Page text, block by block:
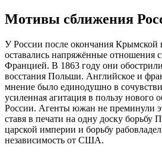
Мотивы сближения
У России после окончания Крымской
оставались напряжённые отношения
Францией. В 1863 году они
восстания Польши. Английское и
мнение было единодушно в
усиленная агитация в пользу нового
России. Агенты южан не преминули
ставя в печати на одну доску борьбу
царской империи и борьбу
независимость от США.